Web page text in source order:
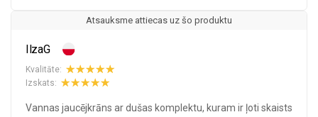
Atsauksme attiecas uz šo produktu
IlzaG
Kvalitāte:
Izskats:
Vannas jaucējkrāns ar dušas komplektu, kuram ir ļoti skaists